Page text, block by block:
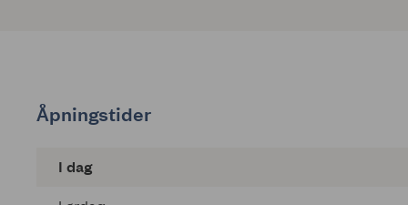
Åpningstider
I dag